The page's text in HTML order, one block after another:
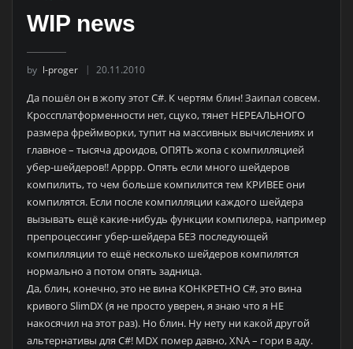
WIP news
by l-proger 20.11.2010
Да пошёл он в жопу этот C#. К чертям блин! Заипал совсем.
Кроссплатформенности нет, сцуко, тянет НЕРЕАЛЬНОГО
размера фреймворки, тупит на массивных вычислениях и
главное – тысяча дроидов, ОПЯТЬ жопа с компилляцией
убер-шейдеров!! Арррр. Опять если много шейдеров
компилить, то чем больше компилится тем КРИВЕЕ они
компилятся. Если после компилляции каждого шейдера
вызывать ещё какие-нибудь функции компилера, например
препроцессинг убер-шейдера БЕЗ последующей
компилляции то ещё несколько шейдеров компилятся
нормально а потом опять задница.
Да, блин, конечно, это не вина КОНКРЕТНО C#, это вина
кривого SlimDX (я не просто уверен, я знаю что я НЕ
накосячил на этот раз). Но блин. Ну нету ни какой другой
альтернативы для C#! MDX помер давно, XNA – гори в аду.